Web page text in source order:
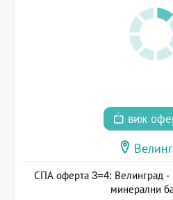
виж
СПА оферта 3=4: Велинград -
минерални